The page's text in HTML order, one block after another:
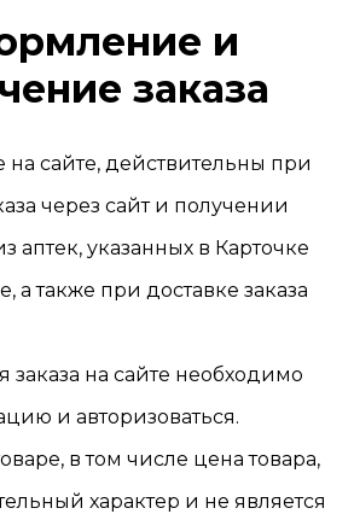
и
заказа
на сайте, действительны при
через сайт и получении
аптек, указанных в Карточке
а также при доставке заказа
на сайте необходимо
и авторизоваться.
в том числе цена товара,
характер и не является